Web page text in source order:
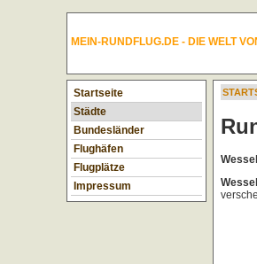
MEIN-RUNDFLUG.DE - DIE WELT
Startseite
Städte
Bundesländer
Flughäfen
Flugplätze
Impressum